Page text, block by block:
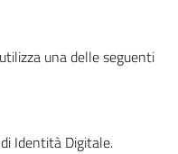
una delle seguenti
Identità Digitale.